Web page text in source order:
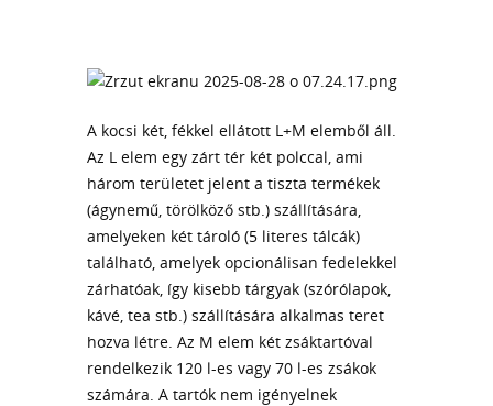
A kocsi két, fékkel ellátott L+M elemből áll.
Az L elem egy zárt tér két polccal, ami
három területet jelent a tiszta termékek
(ágynemű, törölköző stb.) szállítására,
amelyeken két tároló (5 literes tálcák)
található, amelyek opcionálisan fedelekkel
zárhatóak, így kisebb tárgyak (szórólapok,
kávé, tea stb.) szállítására alkalmas teret
hozva létre. Az M elem két zsáktartóval
rendelkezik 120 l-es vagy 70 l-es zsákok
számára. A tartók nem igényelnek